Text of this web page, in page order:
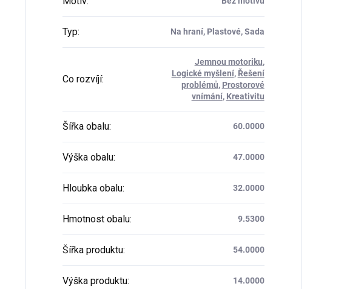
Typ: Na hraní, Plastové, Sada
Co rozvíjí:
Jemnou motoriku,
Logické myšlení, Řešení
problémů, Prostorové
vnímání, Kreativitu
Šířka obalu: 60.0000
Výška obalu: 47.0000
Hloubka obalu: 32.0000
Hmotnost obalu: 9.5300
Šířka produktu: 54.0000
Výška produktu: 14.0000